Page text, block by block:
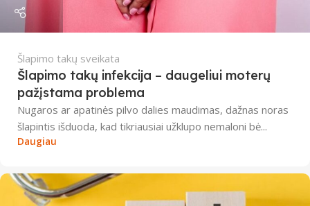
Šlapimo takų sveikata
Šlapimo takų infekcija – daugeliui moterų
pažįstama problema
Nugaros ar apatinės pilvo dalies maudimas, dažnas noras
šlapintis išduoda, kad tikriausiai užklupo nemaloni bė...
Daugiau